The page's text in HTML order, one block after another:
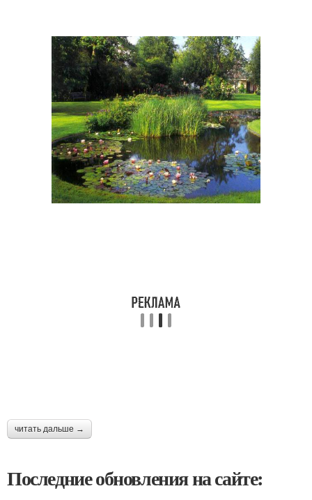
читать дальше →
Последние обновления на сайте: